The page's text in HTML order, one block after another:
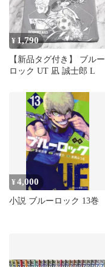
¥ 1,790
【新品タグ付き】 ブルー
ロック UT 凪 誠士郎 L
¥4,000
小説 ブルーロック 13巻